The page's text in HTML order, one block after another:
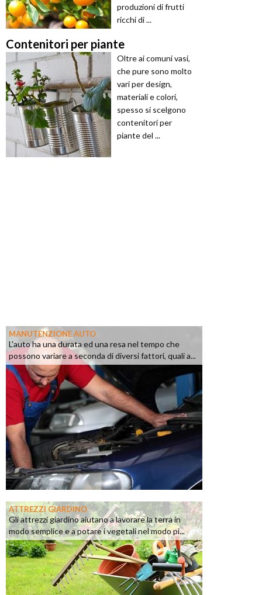
produzioni di frutti
ricchi di ...
Contenitori per piante
Oltre ai comuni vasi,
che pure sono molto
vari per design,
materiali e colori,
spesso si scelgono
contenitori per
piante del ...
MANUTENZIONE AUTO
L'auto ha una durata ed una resa nel tempo che
possono variare a seconda di diversi fattori, quali a...
ATTREZZI GIARDINO
Gli attrezzi giardino aiutano a lavorare la terra in
modo semplice e a potare i vegetali nel modo pi...